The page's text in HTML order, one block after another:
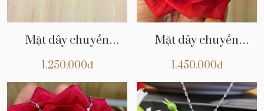
Mặt dây chuyền
1.250.000đ
Mặt dây chuyền
1.450.000đ